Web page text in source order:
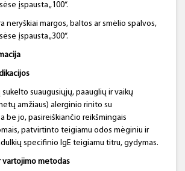
įspausta „100“.
neryškiai margos, baltos ar smėlio spalvos,
įspausta „300“.
suaugusiųjų, paauglių ir vaikų
amžiaus) alerginio rinito su
be jo, pasireiškiančio reikšmingais
patvirtinto teigiamu odos mėginiu ir
specifinio IgE teigiamu titru, gydymas.
vartojimo metodas